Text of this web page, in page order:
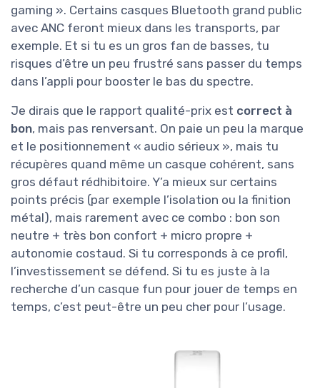
gaming ». Certains casques Bluetooth grand public
avec ANC feront mieux dans les transports, par
exemple. Et si tu es un gros fan de basses, tu
risques d’être un peu frustré sans passer du temps
dans l’appli pour booster le bas du spectre.
Je dirais que le rapport qualité-prix est correct à
bon, mais pas renversant. On paie un peu la marque
et le positionnement « audio sérieux », mais tu
récupères quand même un casque cohérent, sans
gros défaut rédhibitoire. Y’a mieux sur certains
points précis (par exemple l’isolation ou la finition
métal), mais rarement avec ce combo : bon son
neutre + très bon confort + micro propre +
autonomie costaud. Si tu corresponds à ce profil,
l’investissement se défend. Si tu es juste à la
recherche d’un casque fun pour jouer de temps en
temps, c’est peut-être un peu cher pour l’usage.